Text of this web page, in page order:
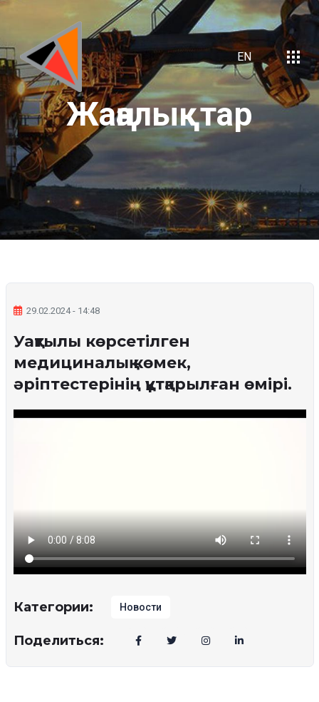
EN
Жаңалықтар
29.02.2024 - 14:48
Уақтылы көрсетілген
медициналық көмек,
әріптестерінің құтқарылған өмірі.
Категории: Новости
Поделиться: